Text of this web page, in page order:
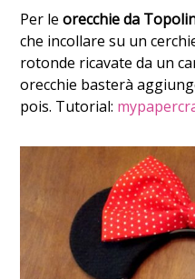
Per leorecchie da
che incollare su un
rotonde ricavate da un
orecchie basterà
pois. Tutorial: